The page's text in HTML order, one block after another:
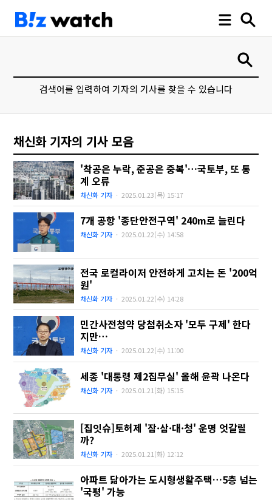
검색어를 입력하여 기자의 기사를 찾을 수 있습니다
채신화 기자의 기사 모음
'착공은 누락, 준공은 중복'…국토부, 또 통
계 오류
채신화 기자 · 2025.01.23(목) 15:17
7개 공항 '종단안전구역' 240m로 늘린다
채신화 기자 · 2025.01.22(수) 14:58
전국 로컬라이저 안전하게 고치는 돈 '200억
원'
채신화 기자 · 2025.01.22(수) 14:28
민간사전청약 당첨취소자 '모두 구제' 한다
지만…
채신화 기자 · 2025.01.22(수) 11:00
세종 '대통령 제2집무실' 올해 윤곽 나온다
채신화 기자 · 2025.01.21(화) 15:15
[집잇슈]토허제 '잠·삼·대·청' 운명 엇갈릴
까?
채신화 기자 · 2025.01.21(화) 12:12
아파트 닮아가는 도시형생활주택…5층 넘는
'국평' 가능